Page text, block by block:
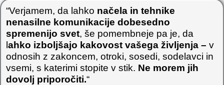
“Verjamem, da lahko načela in tehnike
nenasilne komunikacije dobesedno
spremenijo svet, še pomembneje pa je, da
ahko izboljšajo kakovost vašega življenja – v
odnosih z zakoncem, otroki, sosedi, sodelavci in
vsemi, s katerimi stopite v stik. Ne morem jih
dovolj priporočiti.“